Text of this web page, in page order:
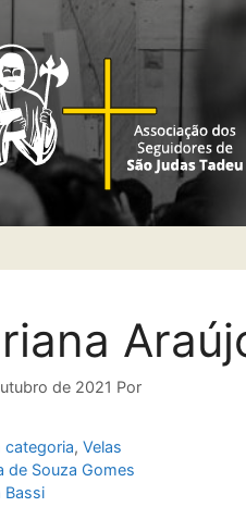
de 2021 Por
categoria,Velas
de Souza Gomes
Bassi